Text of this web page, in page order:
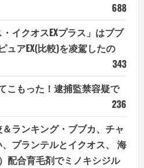
688
イクオスEXプラス」はブブ
ュアEX(比較)を凌駕したの
343
こもった！逮捕監禁容疑で
236
ランキング・ブブカ、チャ
プランテルとイクオス、 海
配合育毛剤でミノキシジル